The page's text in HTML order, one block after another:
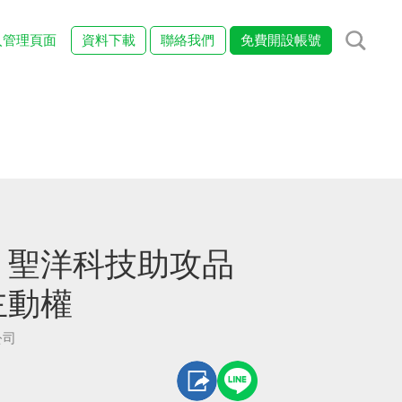
理頁面 資料下載 聯絡我們 免費開設帳號
洋科技助攻品
權